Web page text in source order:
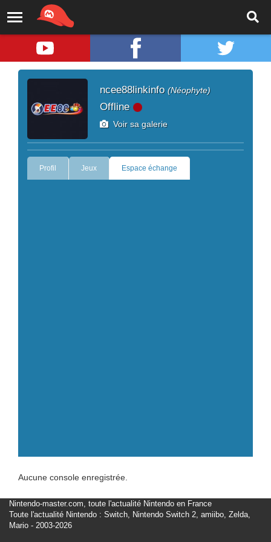
ncee88linkinfo (Néophyte)
Offline
Voir sa galerie
Profil Jeux Espace échange
Aucune console enregistrée.
Nintendo-master.com, toute l'actualité Nintendo en France
Toute l'actualité Nintendo : Switch, Nintendo Switch 2, amiibo, Zelda,
Mario - 2003-2026